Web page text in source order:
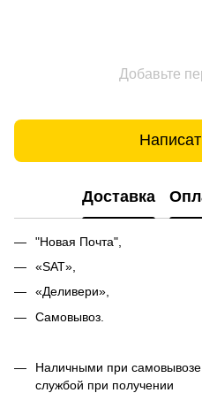
Добавьте
Доставка
"Новая Почта",
«SAT»,
«Деливери»,
Самовывоз.
Наличными при самовывозе
службой при получении